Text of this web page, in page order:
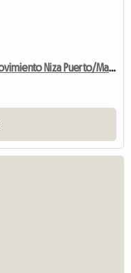
Apartamento familiar para bebé en movimiento Niza Puerto/Mar/Centro de la ciudad